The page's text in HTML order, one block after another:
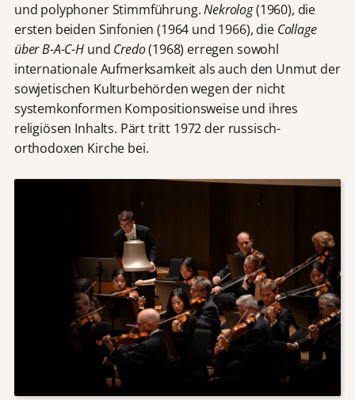
und polyphoner Stimmführung.Nekrolog(1960), die
ersten beiden Sinfonien (1964 und 1966), die Collage
über B-A-C-H und Credo(1968) erregen sowohl
internationale Aufmerksamkeit als auch den Unmut der
sowjetischen Kulturbehörden wegen der nicht
systemkonformen Kompositionsweise und ihres
religiösen Inhalts. Pärt tritt 1972 der russisch-
orthodoxen Kirche bei.